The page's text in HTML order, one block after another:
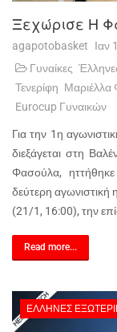
Ξεχώρισε Η
agapotobasket Ιαν
Γυναίκες
Τενερίφη
Eurocup Γυναικών
Για την 1η
διεξάγεται στη
Φασούλα,
δεύτερη αγωνιστική
(21/1, 16:00), την
Read more...
ΈΛΛΗΝΕΣ